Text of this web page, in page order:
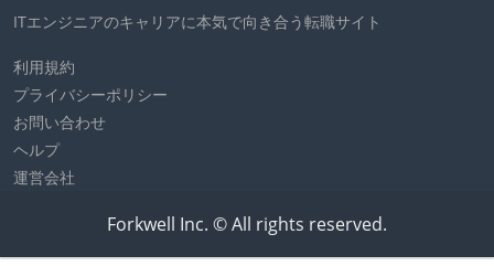
ITエンジニアのキャリアに本気で向き合う転職サイト
利用規約
プライバシーポリシー
お問い合わせ
ヘルプ
運営会社
Forkwell Inc. © All rights reserved.